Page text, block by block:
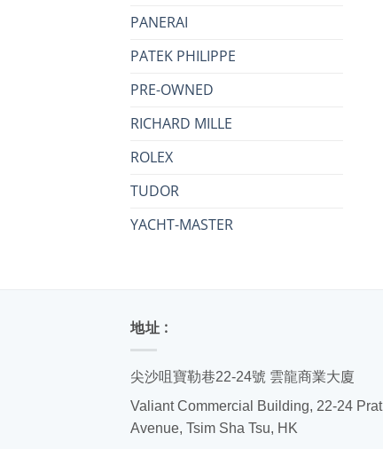
PANERAI
PATEK PHILIPPE
PRE-OWNED
RICHARD MILLE
ROLEX
TUDOR
YACHT-MASTER
地址 :
尖沙咀寶勒巷22-24號 雲龍商業大廈
Valiant Commercial Building, 22-24 Prat
Avenue, Tsim Sha Tsu, HK